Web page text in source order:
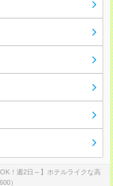
OK！週2日～】ホテルライクな高
）